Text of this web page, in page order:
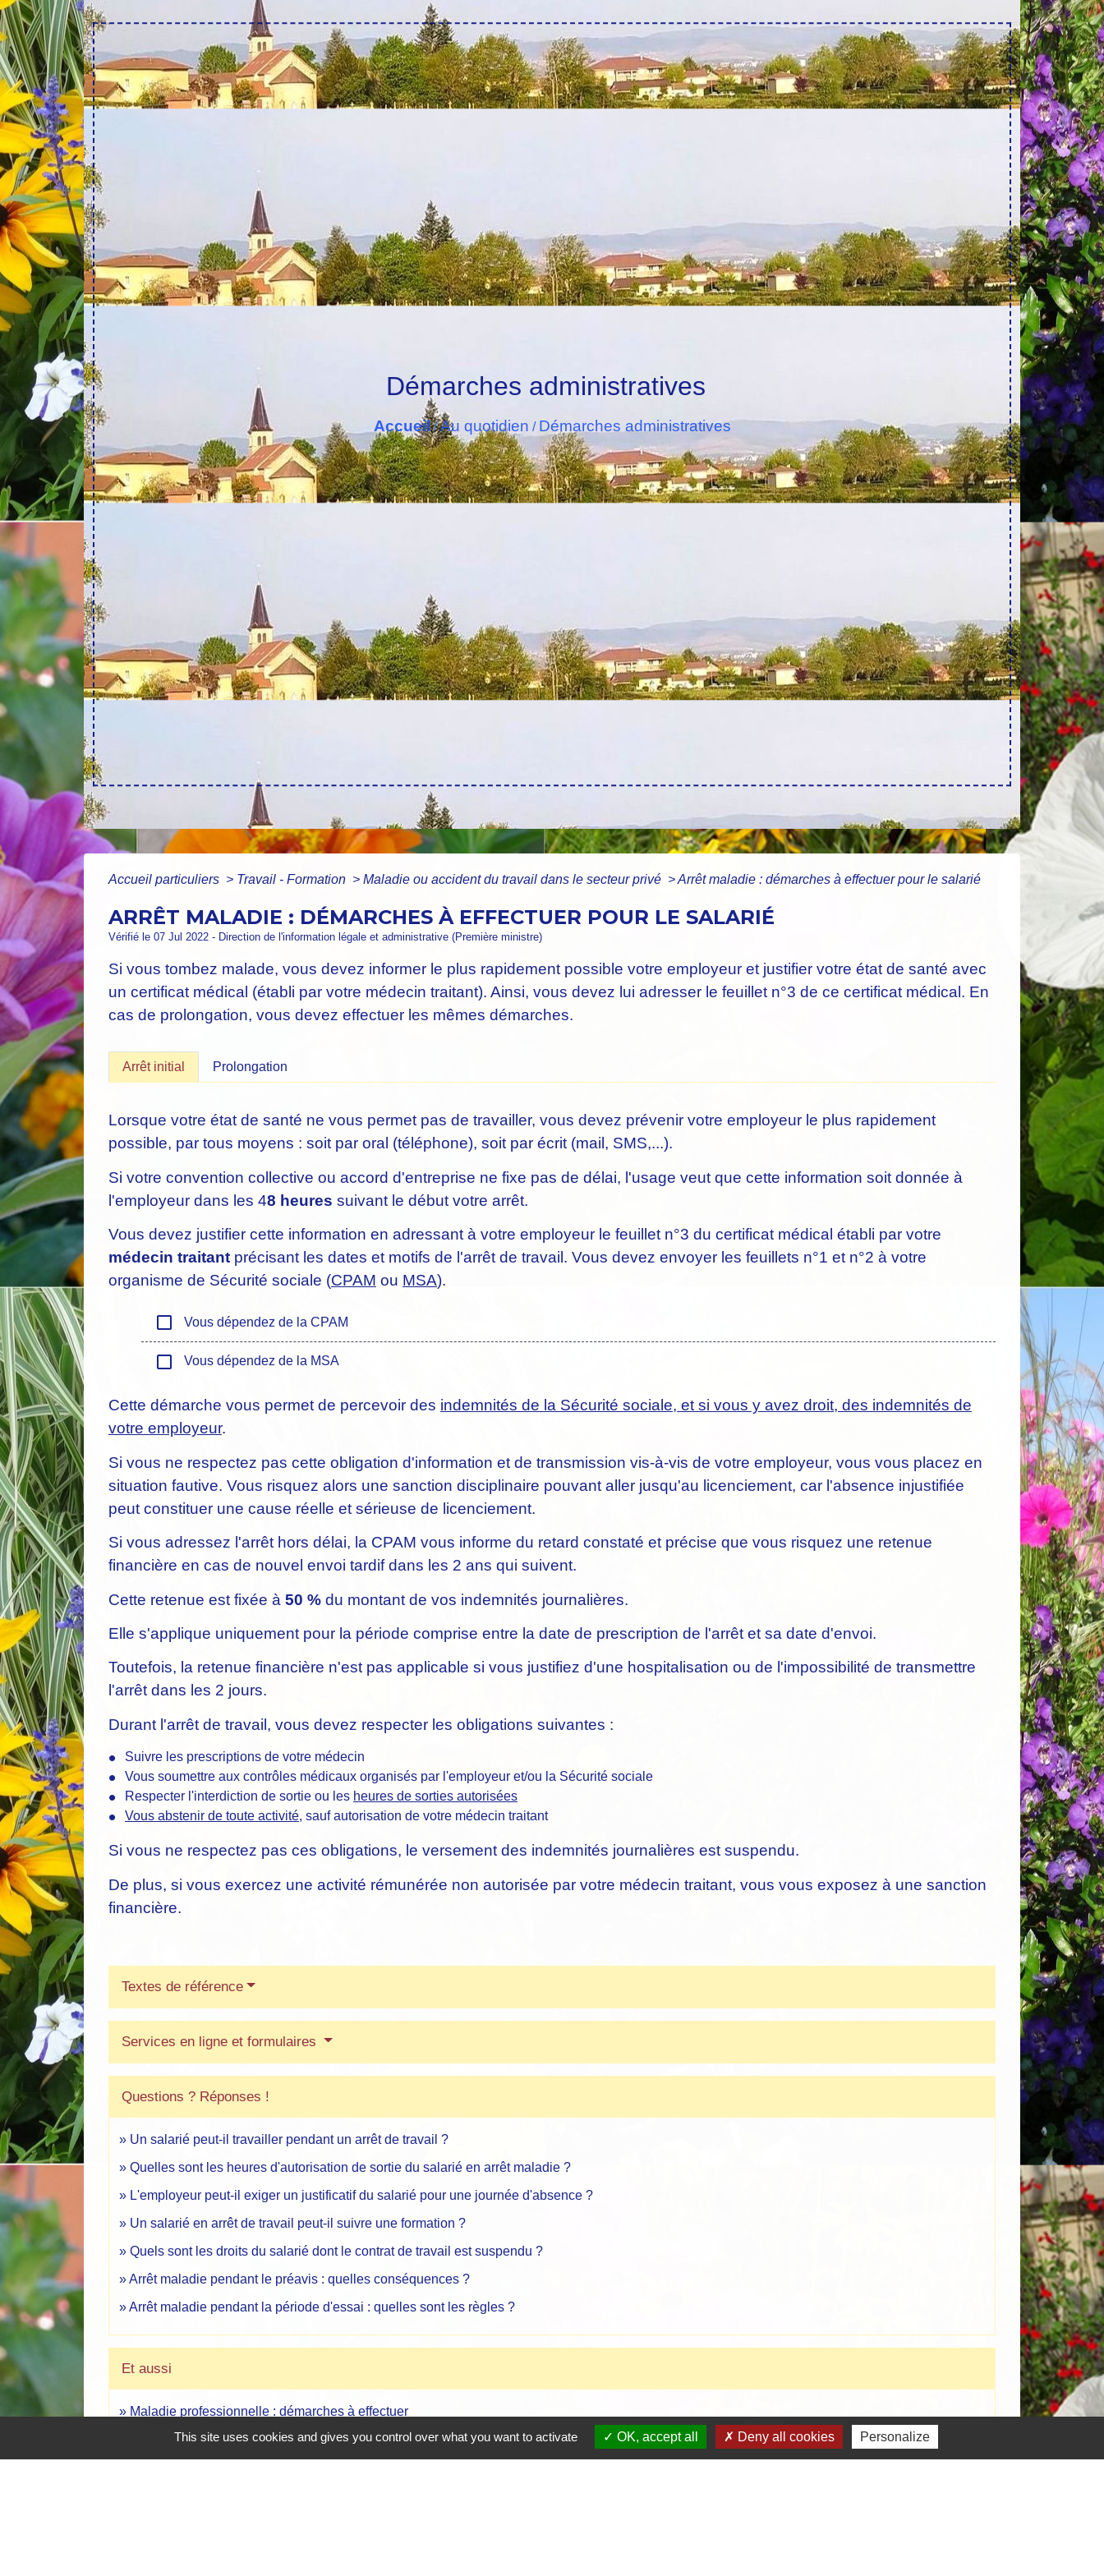
Démarches administratives
Accueil/Au quotidien / Démarches administratives
Accueil particuliers > Travail - Formation > Maladie ou accident du travail dans le secteur privé >Arrêt maladie : démarches à effectuer pour le salarié
ARRÊT MALADIE : DÉMARCHES À EFFECTUER POUR LE SALARIÉ
Vérifié le 07 Jul 2022 - Direction de l'information légale et administrative (Première ministre)
Si vous tombez malade, vous devez informer le plus rapidement possible votre employeur et justifier votre état de santé avec
un certificat médical (établi par votre médecin traitant). Ainsi, vous devez lui adresser le feuillet n°3 de ce certificat médical. En
cas de prolongation, vous devez effectuer les mêmes démarches.
Arrêt initial Prolongation
Lorsque votre état de santé ne vous permet pas de travailler, vous devez prévenir votre employeur le plus rapidement
possible, par tous moyens : soit par oral (téléphone), soit par écrit (mail, SMS,...).
Si votre convention collective ou accord d'entreprise ne fixe pas de délai, l'usage veut que cette information soit donnée à
l'employeur dans les 48 heures suivant le début votre arrêt.
Vous devez justifier cette information en adressant à votre employeur le feuillet n°3 du certificat médical établi par votre
médecin traitant précisant les dates et motifs de l'arrêt de travail. Vous devez envoyer les feuillets n°1 et n°2 à votre
organisme de Sécurité sociale (CPAM ou MSA).
check_box_outline_blank Vous dépendez de la CPAM
check_box_outline_blank Vous dépendez de la MSA
Cette démarche vous permet de percevoir des indemnités de la Sécurité sociale, et si vous y avez droit, des indemnités de
votre employeur.
Si vous ne respectez pas cette obligation d'information et de transmission vis-à-vis de votre employeur, vous vous placez en
situation fautive. Vous risquez alors une sanction disciplinaire pouvant aller jusqu'au licenciement, car l'absence injustifiée
peut constituer une cause réelle et sérieuse de licenciement.
Si vous adressez l'arrêt hors délai, la CPAM vous informe du retard constaté et précise que vous risquez une retenue
financière en cas de nouvel envoi tardif dans les 2 ans qui suivent.
Cette retenue est fixée à 50 % du montant de vos indemnités journalières.
Elle s'applique uniquement pour la période comprise entre la date de prescription de l'arrêt et sa date d'envoi.
Toutefois, la retenue financière n'est pas applicable si vous justifiez d'une hospitalisation ou de l'impossibilité de transmettre
l'arrêt dans les 2 jours.
Durant l'arrêt de travail, vous devez respecter les obligations suivantes :
Suivre les prescriptions de votre médecin
Vous soumettre aux contrôles médicaux organisés par l'employeur et/ou la Sécurité sociale
Respecter l'interdiction de sortie ou les heures de sorties autorisées
Vous abstenir de toute activité, sauf autorisation de votre médecin traitant
Si vous ne respectez pas ces obligations, le versement des indemnités journalières est suspendu.
De plus, si vous exercez une activité rémunérée non autorisée par votre médecin traitant, vous vous exposez à une sanction
financière.
Textes de référence
Services en ligne et formulaires
Questions ? Réponses !
Un salarié peut-il travailler pendant un arrêt de travail ?
Quelles sont les heures d'autorisation de sortie du salarié en arrêt maladie ?
L'employeur peut-il exiger un justificatif du salarié pour une journée d'absence ?
Un salarié en arrêt de travail peut-il suivre une formation ?
Quels sont les droits du salarié dont le contrat de travail est suspendu ?
Arrêt maladie pendant le préavis : quelles conséquences ?
Arrêt maladie pendant la période d'essai : quelles sont les règles ?
Et aussi
Maladie professionnelle : démarches à effectuer
This site uses cookies and gives you control over what you want to activate OK, accept all Deny all cookies Personalize